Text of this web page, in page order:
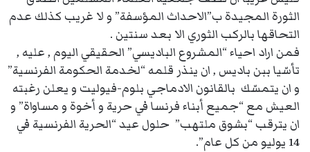
الثورة المجيدة ب”الاحداث المؤسفة” و لا غريب كذلك عدم
التحاقها بالركب الثوري الا بعد سنتين .
فمن اراد احياء “المشروع الباديسي” الحقيقي اليوم , عليه ,
تأسّيا ببن باديس , ان ينذر قلمه “لخدمة الحكومة الفرنسية”
و ان يتمسّك بالقانون الادماجي بلوم-فيوليت و يعلن رغبته
العيش مع “جميع أبناء فرنسا في حرية و أخوة و مساواة” و
ان يترقب “بشوق ملتهب” حلول عيد “الحرية الفرنسية في
14 يوليو من كل عام”.